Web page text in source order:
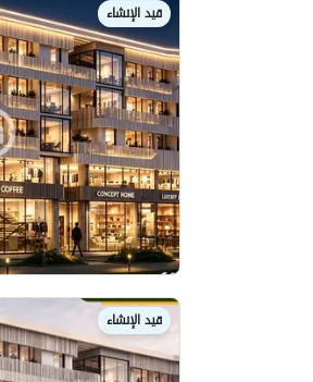
قيد الإنشاء
قيد الإنشاء